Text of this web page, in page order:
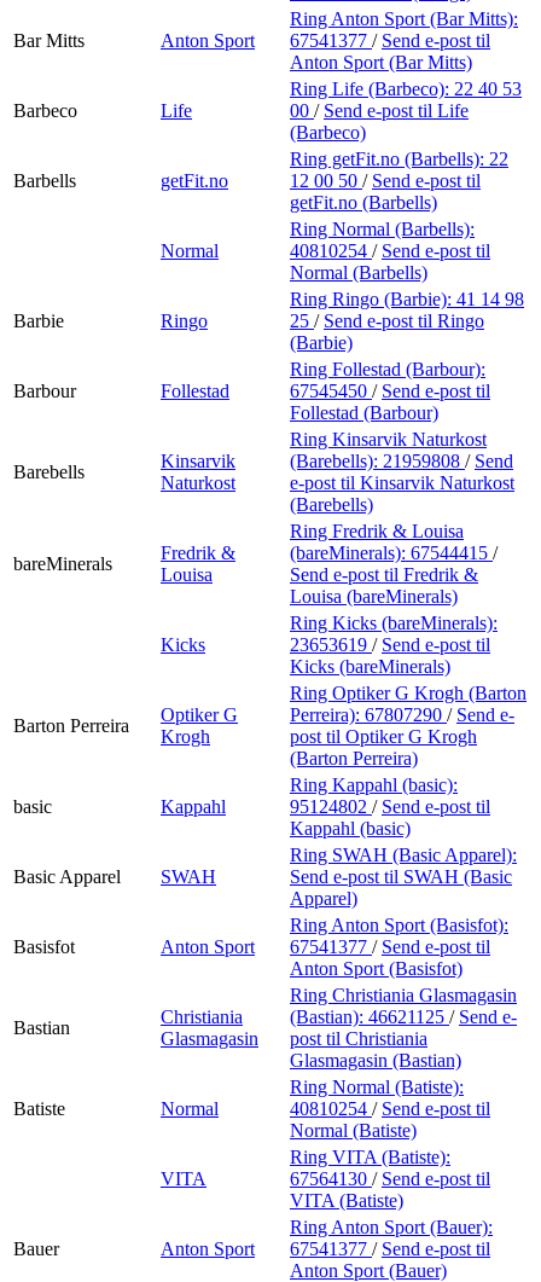
Bar Mitts Anton Sport
Ring Anton Sport (Bar Mitts):
67541377 / Send e-post til
Anton Sport (Bar Mitts)
Barbeco Life
Ring Life (Barbeco): 22 40 53
00 / Send e-post til Life
(Barbeco)
Barbells getFit.no
Ring getFit.no (Barbells): 22
12 00 50 / Send e-post til
getFit.no (Barbells)
Normal
Ring Normal (Barbells):
40810254 / Send e-post til
Normal (Barbells)
Barbie Ringo
Ring Ringo (Barbie): 41 14 98
25 / Send e-post til Ringo
(Barbie)
Barbour Follestad
Ring Follestad (Barbour):
67545450 / Send e-post til
Follestad (Barbour)
Barebells
Kinsarvik
Naturkost
Ring Kinsarvik Naturkost
(Barebells): 21959808 / Send
e-post til Kinsarvik Naturkost
(Barebells)
bareMinerals
Fredrik &
Louisa
Ring Fredrik & Louisa
(bareMinerals): 67544415 /
Send e-post til Fredrik &
Louisa (bareMinerals)
Kicks
Ring Kicks (bareMinerals):
23653619 / Send e-post til
Kicks (bareMinerals)
Barton Perreira
Optiker G
Krogh
Ring Optiker G Krogh (Barton
Perreira): 67807290 / Send e-
post til Optiker G Krogh
(Barton Perreira)
basic Kappahl
Ring Kappahl (basic):
95124802 / Send e-post til
Kappahl (basic)
Basic Apparel SWAH
Ring SWAH (Basic Apparel):
Send e-post til SWAH (Basic
Apparel)
Basisfot Anton Sport
Ring Anton Sport (Basisfot):
67541377 / Send e-post til
Anton Sport (Basisfot)
Bastian
Christiania
Glasmagasin
Ring Christiania Glasmagasin
(Bastian): 46621125 / Send e-
post til Christiania
Glasmagasin (Bastian)
Batiste Normal
Ring Normal (Batiste):
40810254 / Send e-post til
Normal (Batiste)
VITA
Ring VITA (Batiste):
67564130 / Send e-post til
VITA (Batiste)
Bauer Anton Sport
Ring Anton Sport (Bauer):
67541377 / Send e-post til
Anton Sport (Bauer)